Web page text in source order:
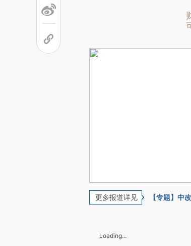
更多报道详见 【专题】中
Loading...